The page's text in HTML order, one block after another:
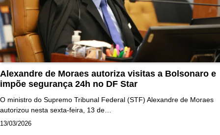
Alexandre de Moraes autoriza visitas a Bolsonaro e
impõe segurança 24h no DF Star
O ministro do Supremo Tribunal Federal (STF) Alexandre de Moraes
autorizou nesta sexta-feira, 13 de…
13/03/2026